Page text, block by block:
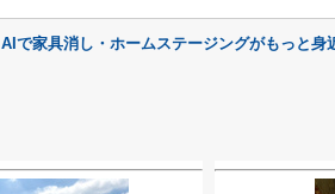
AIで家具消し・ホームステージングがもっと